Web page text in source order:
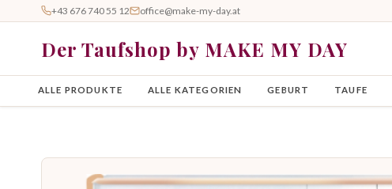
+43 676 740 55 12 office@make-my-day.at
Der Taufshop by MAKE MY DAY
ALLE PRODUKTE ALLE KATEGORIEN GEBURT TAUFE